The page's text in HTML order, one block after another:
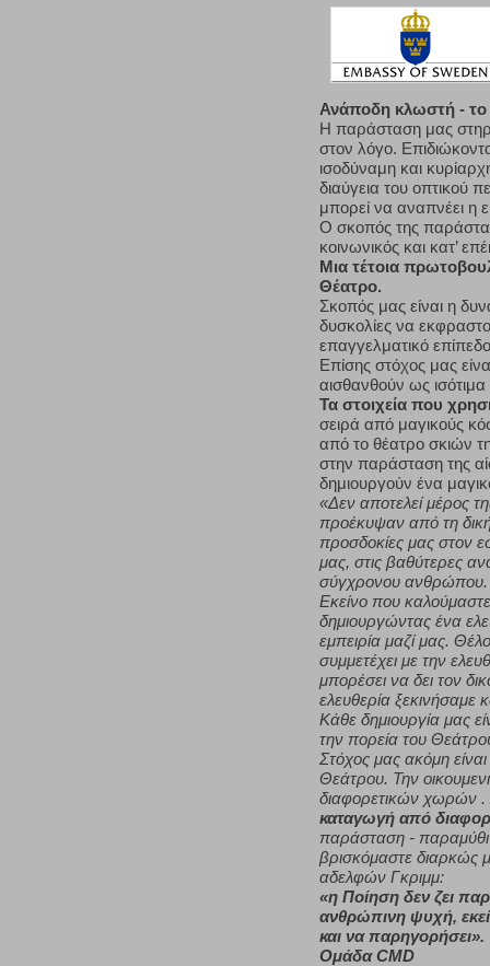
Ανάποδη κλωστή -
Η παράσταση μας
στον λόγο.
ισοδύναμη και
διαύγεια του οπτικού
μπορεί να αναπνέει η
Ο σκοπός της
κοινωνικός και κατ’
Μια τέτοια
Θέατρο.
Σκοπός μας είναι η
δυσκολίες να
επαγγελματικό
Επίσης στόχος μας
αισθανθούν ως
Τα στοιχεία που
σειρά από μαγικούς
από το θέατρο σκιών
στην παράσταση της
δημιουργούν ένα
«Δεν αποτελεί μέρος
προέκυψαν από τη δική
προσδοκίες μας στον
μας, στις βαθύτερες
σύγχρονου ανθρώπου.
Εκείνο που
δημιουργώντας ένα
εμπειρία μαζί μας.
συμμετέχει με την
μπορέσει να δει τον
ελευθερία ξεκινήσαμε
Κάθε δημιουργία μας
την πορεία του
Στόχος μας ακόμη
Θεάτρου. Την
διαφορετικών χωρών .
καταγωγή από
παράσταση - παραμύθι
βρισκόμαστε διαρκώς
αδελφών Γκριμμ:
«η Ποίηση δεν ζει
ανθρώπινη ψυχή,
και να παρηγορήσει».
Ομάδα CMD